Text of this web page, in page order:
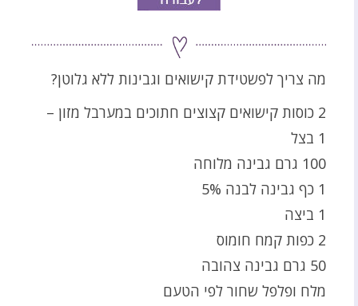
מה צריך לפשטידת קישואים וגבינות ללא גלוטן?
2 כוסות קישואים קצוצים חתוכים במערבל מזון –
1 בצל
100 גרם גבינה מלוחה
1 כף גבינה לבנה 5%
1 ביצה
2 כפות קמח חומוס
50 גרם גבינה צהובה
מלח ופלפל שחור לפי הטעם